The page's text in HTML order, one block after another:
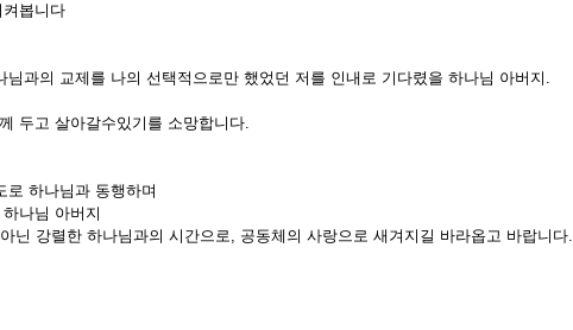
봅니다
과의 교제를 나의 선택적으로만 했었던 저를 인내로 기다렸을 하나님 아버지.
두고 살아갈수있기를 소망합니다.
로 하나님과 동행하며
나님 아버지
닌 강렬한 하나님과의 시간으로, 공동체의 사랑으로 새겨지길 바라옵고 바랍니다.